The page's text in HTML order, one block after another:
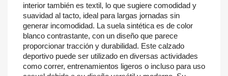
interior también es textil, lo que sugiere comodidad y
suavidad al tacto, ideal para largas jornadas sin
generar incomodidad. La suela sintética es de color
blanco contrastante, con un diseño que parece
proporcionar tracción y durabilidad. Este calzado
deportivo puede ser utilizado en diversas actividades
como correr, entrenamientos ligeros o incluso para uso